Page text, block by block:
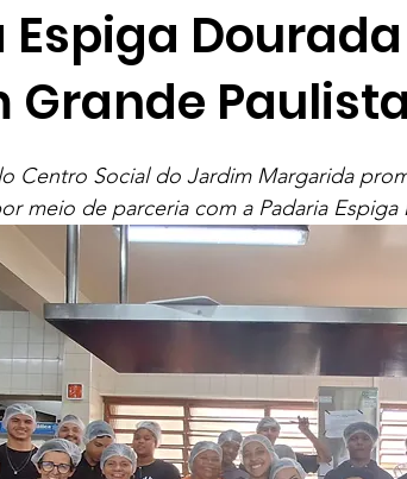
Acolhida Recomeçar Projeto
Espiga
Grande
Centro Social do Jardim Margarida
meio de parceria com a Padaria Espiga